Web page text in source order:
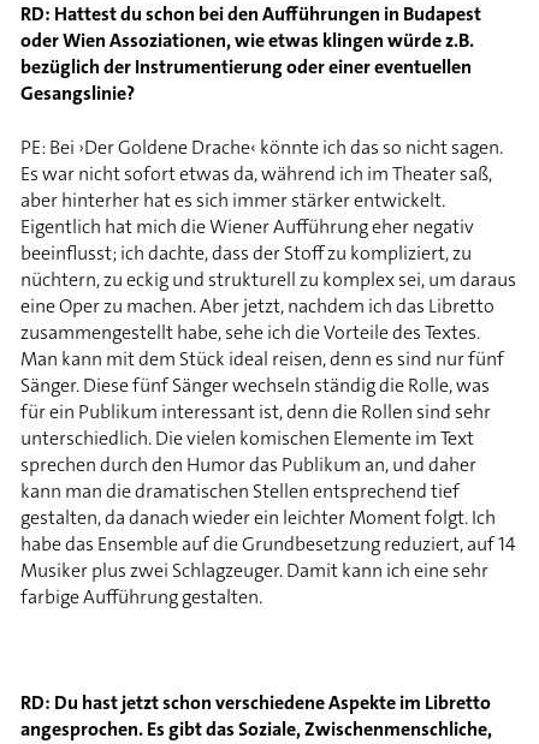
RD: Hattest du schon bei den Aufführungen in Budapest
oder Wien Assoziationen, wie etwas klingen würde z.B.
bezüglich der Instrumentierung oder einer eventuellen
Gesangslinie?
PE: Bei ›Der Goldene Drache‹ könnte ich das so nicht sagen.
Es war nicht sofort etwas da, während ich im Theater saß,
aber hinterher hat es sich immer stärker entwickelt.
Eigentlich hat mich die Wiener Aufführung eher negativ
beeinflusst; ich dachte, dass der Stoff zu kompliziert, zu
nüchtern, zu eckig und strukturell zu komplex sei, um daraus
eine Oper zu machen. Aber jetzt, nachdem ich das Libretto
zusammengestellt habe, sehe ich die Vorteile des Textes.
Man kann mit dem Stück ideal reisen, denn es sind nur fünf
Sänger. Diese fünf Sänger wechseln ständig die Rolle, was
für ein Publikum interessant ist, denn die Rollen sind sehr
unterschiedlich. Die vielen komischen Elemente im Text
sprechen durch den Humor das Publikum an, und daher
kann man die dramatischen Stellen entsprechend tief
gestalten, da danach wieder ein leichter Moment folgt. Ich
habe das Ensemble auf die Grundbesetzung reduziert, auf 14
Musiker plus zwei Schlagzeuger. Damit kann ich eine sehr
farbige Aufführung gestalten.
RD: Du hast jetzt schon verschiedene Aspekte im Libretto
angesprochen. Es gibt das Soziale, Zwischenmenschliche,